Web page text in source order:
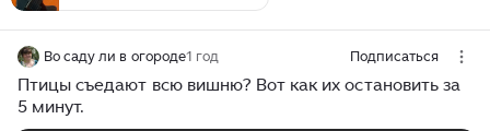
Во саду ли в огороде1 год Подписаться
Птицы съедают всю вишню? Вот как их остановить за
5 минут.